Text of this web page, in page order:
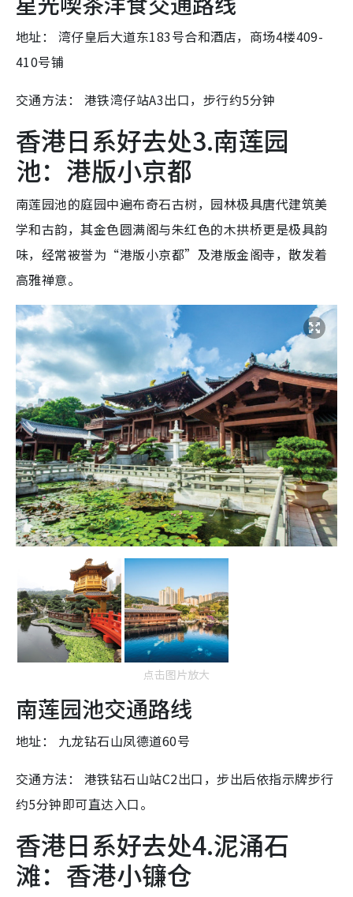
地址： 湾仔皇后大道东183号合和酒店，商场4楼409-
410号铺
交通方法： 港铁湾仔站A3出口，步行约5分钟
香港日系好去处3.南莲园
池：港版小京都
南莲园池的庭园中遍布奇石古树，园林极具唐代建筑美
学和古韵，其金色圆满阁与朱红色的木拱桥更是极具韵
味，经常被誉为“港版小京都”及港版金阁寺，散发着
高雅禅意。
点击图片放大
南莲园池交通路线
地址： 九龙钻石山凤德道60号
交通方法： 港铁钻石山站C2出口，步出后依指示牌步行
约5分钟即可直达入口。
香港日系好去处4.泥涌石
滩：香港小镰仓